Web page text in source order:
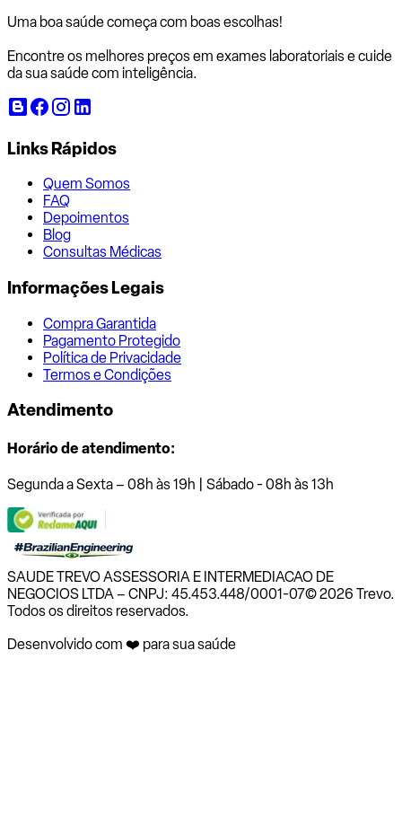
Uma boa saúde começa com boas escolhas!
Encontre os melhores preços em exames laboratoriais e cuide
da sua saúde com inteligência.
Links Rápidos
Quem Somos
FAQ
Depoimentos
Blog
Consultas Médicas
Informações Legais
Compra Garantida
Pagamento Protegido
Política de Privacidade
Termos e Condições
Atendimento
Horário de atendimento:
Segunda a Sexta – 08h às 19h | Sábado - 08h às 13h
SAUDE TREVO ASSESSORIA E INTERMEDIACAO DE
NEGOCIOS LTDA – CNPJ: 45.453.448/0001-07© 2026 Trevo.
Todos os direitos reservados.
Desenvolvido com ❤️ para sua saúde